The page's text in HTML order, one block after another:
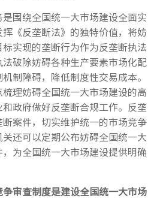
围绕全国统一大市场建设全面实
《反垄断法》的独特价值，将妨
实现的垄断行为作为反垄断执法
破除妨碍各种生产要素市场化配
制障碍，降低制度性交易成本。
理妨碍全国统一大市场建设的高
政府做好反垄断合规工作。反垄
案件，切实维护统一的市场竞争
还可以定期公布妨碍全国统一大
为全国统一大市场建设提供明确
审查制度是建设全国统一大市场